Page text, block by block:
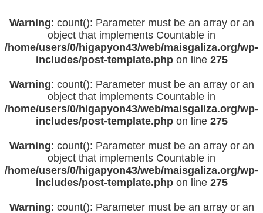
Warning: count(): Parameter must be an array or an
object that implements Countable in
/home/users/0/higapyon43/web/maisgaliza.org/wp-
includes/post-template.phpon line 275
Warning: count(): Parameter must be an array or an
object that implements Countable in
/home/users/0/higapyon43/web/maisgaliza.org/wp-
includes/post-template.phpon line 275
Warning: count(): Parameter must be an array or an
object that implements Countable in
/home/users/0/higapyon43/web/maisgaliza.org/wp-
includes/post-template.phpon line 275
Warning: count(): Parameter must be an array or an